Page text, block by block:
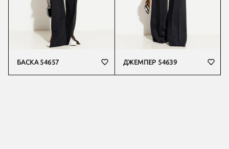
БАСКА 54657 ДЖЕМПЕР 54639